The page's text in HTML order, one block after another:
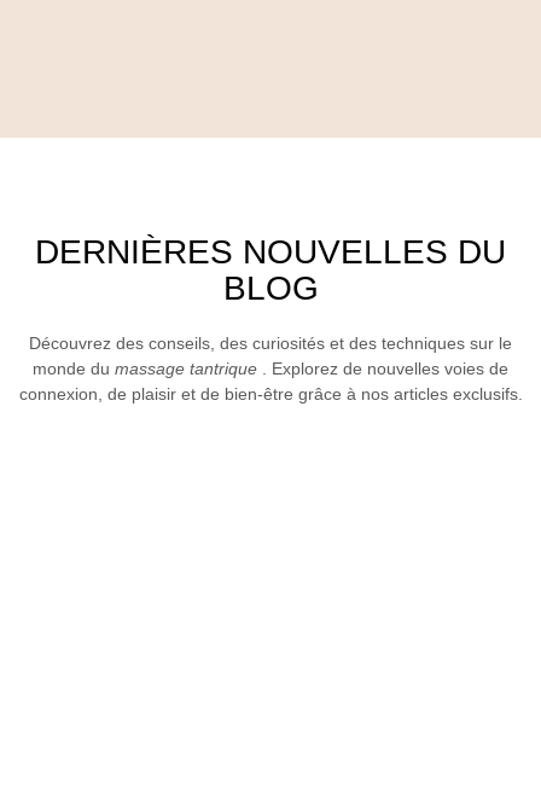
DERNIÈRES NOUVELLES DU
BLOG
Découvrez des conseils, des curiosités et des techniques sur le
monde du massage tantrique . Explorez de nouvelles voies de
connexion, de plaisir et de bien-être grâce à nos articles exclusifs.